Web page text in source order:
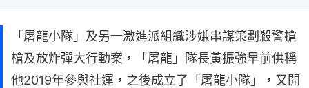
「屠龍小隊」及另一激進派組織涉嫌串謀策劃殺警搶
槍及放炸彈大行動案，「屠龍」隊長黃振強早前供稱
他2019年參與社運，之後成立了「屠龍小隊」，又開